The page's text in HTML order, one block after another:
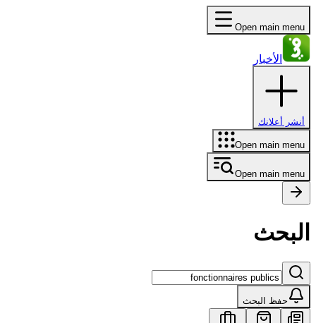
Open main menu
الأخبار
أنشر أعلانك
Open main menu
Open main menu
البحث
حفظ البحث